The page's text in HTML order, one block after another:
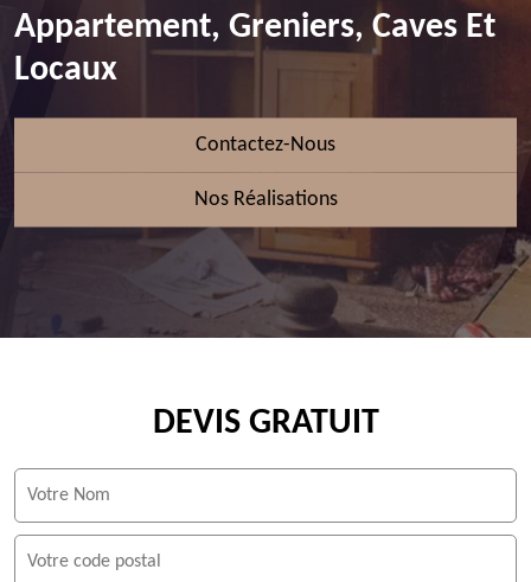
Appartement, Greniers, Caves Et
Locaux
Contactez-Nous
Nos Réalisations
DEVIS GRATUIT